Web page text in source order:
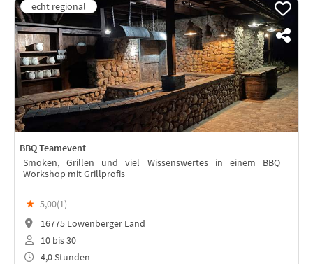
BBQ Teamevent
Smoken, Grillen und viel Wissenswertes in einem BBQ
Workshop mit Grillprofis
★ 5,00(1)
16775 Löwenberger Land
10 bis 30
4,0 Stunden